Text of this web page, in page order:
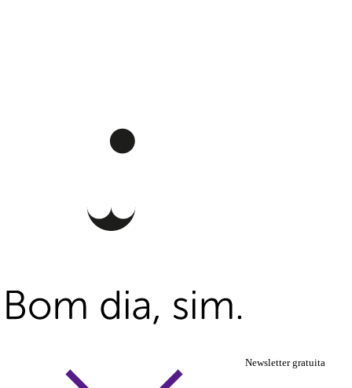
Newsletter gratuita